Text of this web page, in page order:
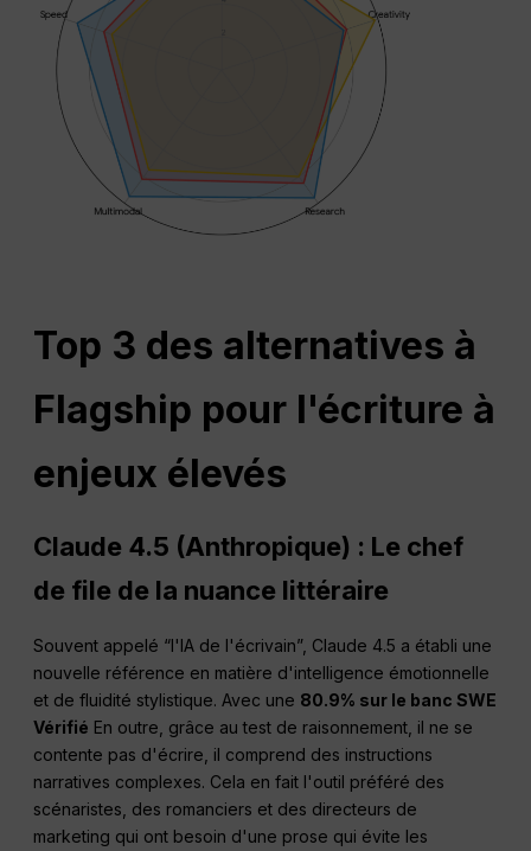
Top 3 des alternatives à
Flagship pour l'écriture à
enjeux élevés
Claude 4.5 (Anthropique) : Le chef
de file de la nuance littéraire
Souvent appelé “l'IA de l'écrivain”, Claude 4.5 a établi une
nouvelle référence en matière d'intelligence émotionnelle
et de fluidité stylistique. Avec une 80.9% sur le banc SWE
Vérifié En outre, grâce au test de raisonnement, il ne se
contente pas d'écrire, il comprend des instructions
narratives complexes. Cela en fait l'outil préféré des
scénaristes, des romanciers et des directeurs de
marketing qui ont besoin d'une prose qui évite les